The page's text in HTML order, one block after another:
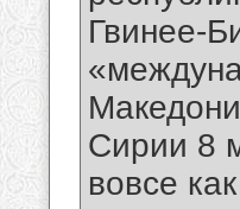
Гвинее-
Сирии 8
вовсе